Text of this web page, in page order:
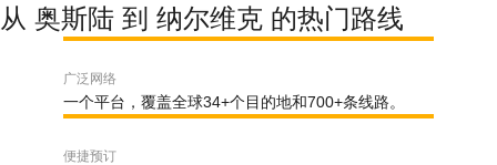
从 奥斯陆 到 纳尔维克 的热门路线
广泛网络
一个平台，覆盖全球34+个目的地和700+条线路。
便捷预订